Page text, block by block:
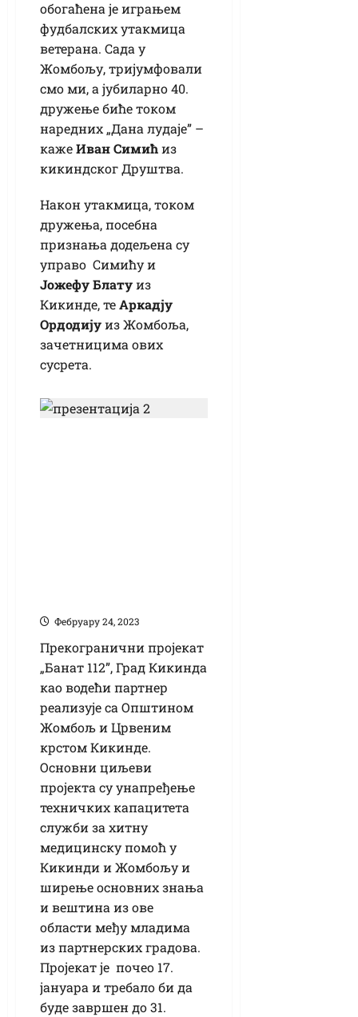
обогаћена је играњем
фудбалских утакмица
ветерана. Сада у
Жомбољу, тријумфовали
смо ми, а јубиларно 40.
дружење биће током
наредних „Дана лудаје” –
кажеИван Симићиз
кикиндског Друштва.
Након утакмица, током
дружења, посебна
признања додељена су
управо Симићу и
Јожефу Блатуиз
Кикинде, теАркадју
Ордодијуиз Жомбоља,
зачетницима ових
сусрета.
Фебруарy 24, 2023
Прекогранични пројекат
„Банат 112”, Град Кикинда
као водећи партнер
реализује са Општином
Жомбољ и Црвеним
крстом Кикинде.
Основни циљеви
пројекта су унапређење
техничких капацитета
служби за хитну
медицинску помоћ у
Кикинди и Жомбољу и
ширење основних знања
и вештина из ове
области међу младима
из партнерских градова.
Пројекат је почео 17.
јануара и требало би да
буде завршен до 31.